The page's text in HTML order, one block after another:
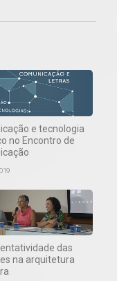
e tecnologia
no Encontro de
das
na arquitetura